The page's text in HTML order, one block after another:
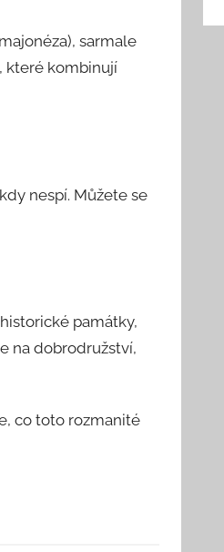
sarmale
které kombinují
nespí. Můžete se
památky,
na dobrodružství,
co toto rozmanité